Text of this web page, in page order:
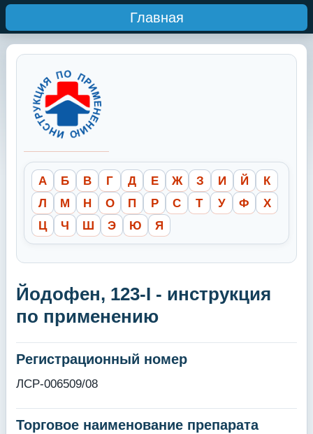
Главная
А Б В Г Д Е Ж З И Й
К
Л
М Н О П Р С Т У Ф
Х
Ц
Ч Ш Э Ю Я
Йодофен, 123-I - инструкция
по применению
Регистрационный номер
ЛСР-006509/08
Торговое наименование препарата